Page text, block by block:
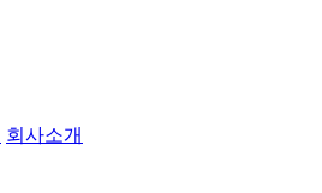
회사소개